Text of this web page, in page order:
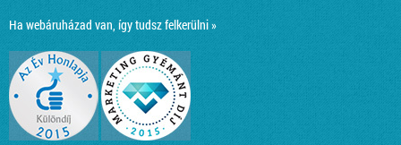
Ha webáruházad van, így tudsz felkerülni »